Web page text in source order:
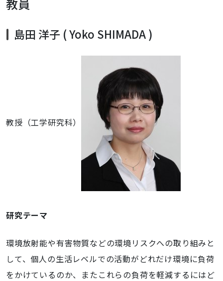
教員
島田 洋子 ( Yoko SHIMADA )
教授（工学研究科）
研究テーマ
環境放射能や有害物質などの環境リスクへの取り組みと
して、個人の生活レベルでの活動がどれだけ環境に負荷
をかけているのか、またこれらの負荷を軽減するにはど